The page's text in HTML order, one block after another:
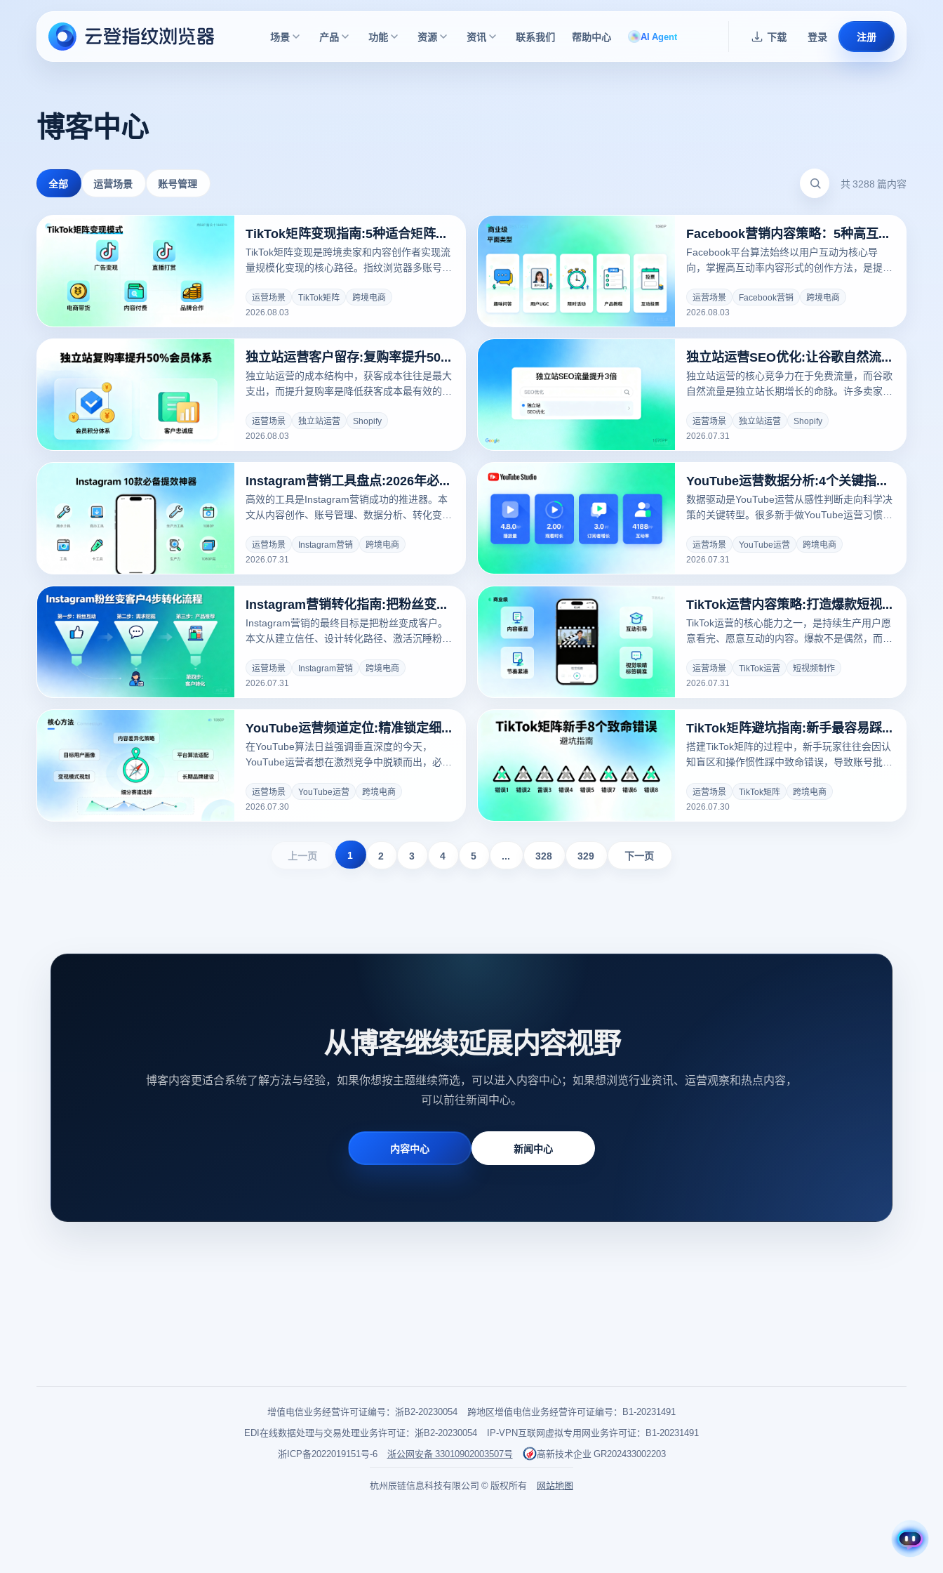
场景 产品 功能 资源 资讯 联系我们 帮助中心 AI Agent 下载 登录 注册
博客中心
全部 运营场景 账号管理 共 3288 篇内容
TikTok矩阵变现指南:5种适合矩阵玩家的赚钱模式
TikTok矩阵变现是跨境卖家和内容创作者实现流
量规模化变现的核心路径。指纹浏览器多账号环
有变现模式的前置条件。本文系统梳理5种适合
TikTok矩阵玩家的赚钱模式，从达人带货到私域
引流，从广告分成到直播电商，帮助运营者找到
运营场景 TikTok矩阵
跨境电商
2026.08.03
Facebook营销内容策略：5种高互动率的内容形式解析
Facebook平台算法始终以用户互动为核心导
向，掌握高互动率内容形式的创作方法，是提升
频、图片、轮播图、互动帖、直播5种内容形式
的实操技巧，助您快速提升Facebook营销账号
的整体表现。
运营场景 Facebook营销
跨境电商
2026.08.03
独立站运营客户留存:复购率提升50%的会员体系搭建
独立站运营的成本结构中，获客成本往往是最大
支出，而提升复购率是降低获客成本最有效的手
客维护，导致客户生命周期价值被严重低估。本
文从会员体系设计、积分机制、专属权益、内容
营销四大维度，为您系统拆解复购率提升50%的
运营场景 独立站运营
Shopify
2026.08.03
独立站运营SEO优化:让谷歌自然流量提升3倍的实战技巧
独立站运营的核心竞争力在于免费流量，而谷歌
自然流量是独立站长期增长的命脉。许多卖家在
缺乏系统化的优化策略。本文从技术SEO、内容
建设、外链策略、数据分析四大维度，为您深度
拆解让谷歌自然流量提升3倍的实战技巧。
运营场景 独立站运营
Shopify
2026.07.31
Instagram营销工具盘点:2026年必备的10款提效神器
高效的工具是Instagram营销成功的推进器。本
文从内容创作、账号管理、数据分析、转化变现
款提效神器，涵盖Canva、CapCut、指纹浏览
器等行业标杆工具，帮你快速构建高效的
Instagram营销体系。
运营场景 Instagram营销
跨境电商
2026.07.31
YouTube运营数据分析:4个关键指标驱动频道增长
数据驱动是YouTube运营从感性判断走向科学决
策的关键转型。很多新手做YouTube运营习惯凭
反应存在巨大偏差。YouTube Studio蕴含大量用
户行为洞察。本文详解四个最关键的数据指标及
其驱动频道增长的完整方法。
运营场景 YouTube运营
跨境电商
2026.07.31
Instagram营销转化指南:把粉丝变成客户的4个实战步骤
Instagram营销的最终目标是把粉丝变成客户。
本文从建立信任、设计转化路径、激活沉睡粉
转化为付费客户的四个实战步骤，助你真正实现
从流量到销量的闭环。
运营场景 Instagram营销
跨境电商
2026.07.31
TikTok运营内容策略:打造爆款短视频的5个黄金法则
TikTok运营的核心能力之一，是持续生产用户愿
意看完、愿意互动的内容。爆款不是偶然，而是
视频的5个黄金法则，帮助TikTok运营者建立可
持续的爆款生产能力，系统化提升内容竞争力。
运营场景 TikTok运营
短视频制作
2026.07.31
YouTube运营频道定位:精准锁定细分赛道的5个核心方法
在YouTube算法日益强调垂直深度的今天，
YouTube运营者想在激烈竞争中脱颖而出，必须
是大多数新频道失败的核心原因。本文从市场调
研、竞品拆解、关键词挖掘、用户画像、矩阵策
略五个维度，为您系统讲解精准锁定细分赛道的
运营场景 YouTube运营
跨境电商
2026.07.30
TikTok矩阵避坑指南:新手最容易踩的8个致命错误
搭建TikTok矩阵的过程中，新手玩家往往会因认
知盲区和操作惯性踩中致命错误，导致账号批量
运营的安全底座，但工具本身并不能替代正确的
运营认知。本文系统梳理新手最容易踩的8个致
运营场景 TikTok矩阵
跨境电商
2026.07.30
上一页 1 2 3 4 5 ... 328 329 下一页
从博客继续延展内容视野
博客内容更适合系统了解方法与经验，如果你想按主题继续筛选，可以进入内容中心；如果想浏览行业资讯、运营观察和热点内容，
可以前往新闻中心。
内容中心 新闻中心
增值电信业务经营许可证编号：浙B2-20230054
跨地区增值电信业务经营许可证编号：B1-20231491
EDI在线数据处理与交易处理业务许可证：浙B2-20230054
IP-VPN互联网虚拟专用网业务许可证：B1-20231491
浙ICP备2022019151号-6
浙公网安备 33010902003507号 高新技术企业 GR202433002203
杭州辰链信息科技有限公司 © 版权所有 网站地图